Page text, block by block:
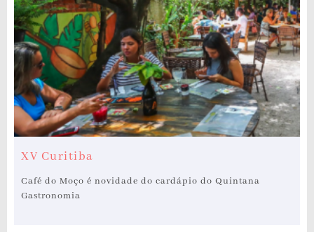
XV Curitiba
Café do Moço é novidade do cardápio do Quintana
Gastronomia